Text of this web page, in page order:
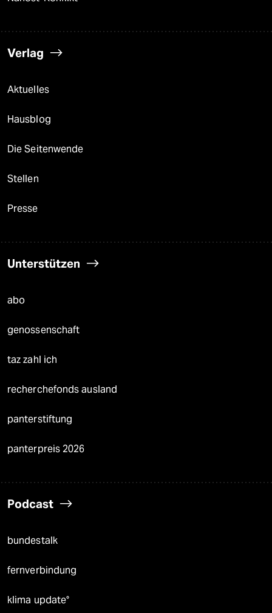
Verlag
Aktuelles
Hausblog
Die Seitenwende
Stellen
Presse
Unterstützen
abo
genossenschaft
taz zahl ich
recherchefonds ausland
panterstiftung
panterpreis 2026
Podcast
bundestalk
fernverbindung
klima update°